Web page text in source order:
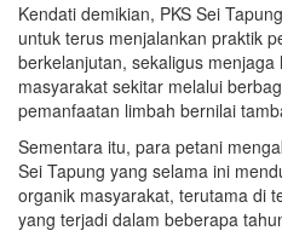
Kendati demikian, PKS Sei
untuk terus menjalankan praktik
berkelanjutan, sekaligus
masyarakat sekitar melalui
pemanfaatan limbah bernilai
Sementara itu, para petani
Sei Tapung yang selama ini
organik masyarakat, terutama di
yang terjadi dalam beberapa